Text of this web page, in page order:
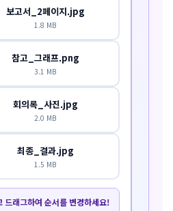
보고서_2페이지.jpg
1.8 MB
참고_그래프.png
3.1 MB
회의록_사진.jpg
2.0 MB
최종_결과.jpg
1.5 MB
드래그하여 순서를 변경하세요!